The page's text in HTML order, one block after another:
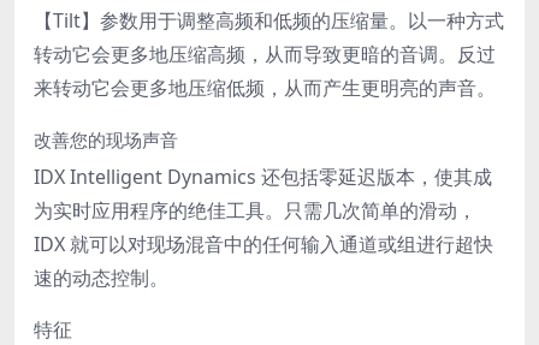
【Tilt】参数用于调整高频和低频的压缩量。以一种方式
转动它会更多地压缩高频，从而导致更暗的音调。反过
来转动它会更多地压缩低频，从而产生更明亮的声音。
改善您的现场声音
IDX Intelligent Dynamics 还包括零延迟版本，使其成
为实时应用程序的绝佳工具。只需几次简单的滑动，
IDX 就可以对现场混音中的任何输入通道或组进行超快
速的动态控制。
特征